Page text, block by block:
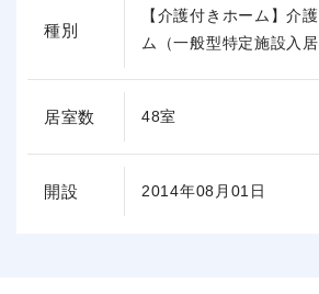
種別
【介護付きホーム】介
ム（一般型特定施設入居
居室数 48室
開設 2014年08月01日